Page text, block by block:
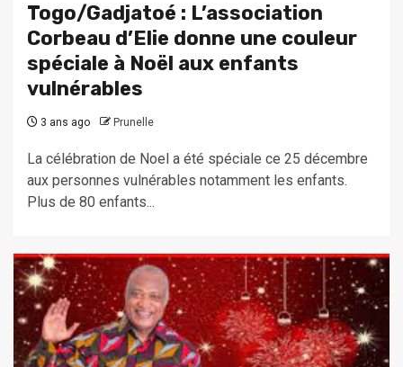
Togo/Gadjatoé : L’association
Corbeau d’Elie donne une couleur
spéciale à Noël aux enfants
vulnérables
3 ans ago Prunelle
La célébration de Noel a été spéciale ce 25 décembre
aux personnes vulnérables notamment les enfants.
Plus de 80 enfants...